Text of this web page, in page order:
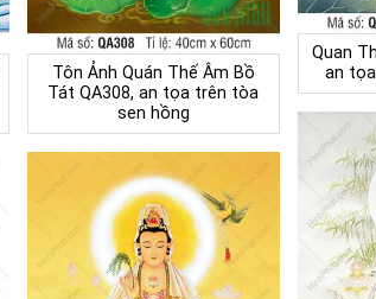
Quan
an
Tôn Ảnh Quán Thế Âm Bồ
Tát QA308, an tọa trên tòa
sen hồng